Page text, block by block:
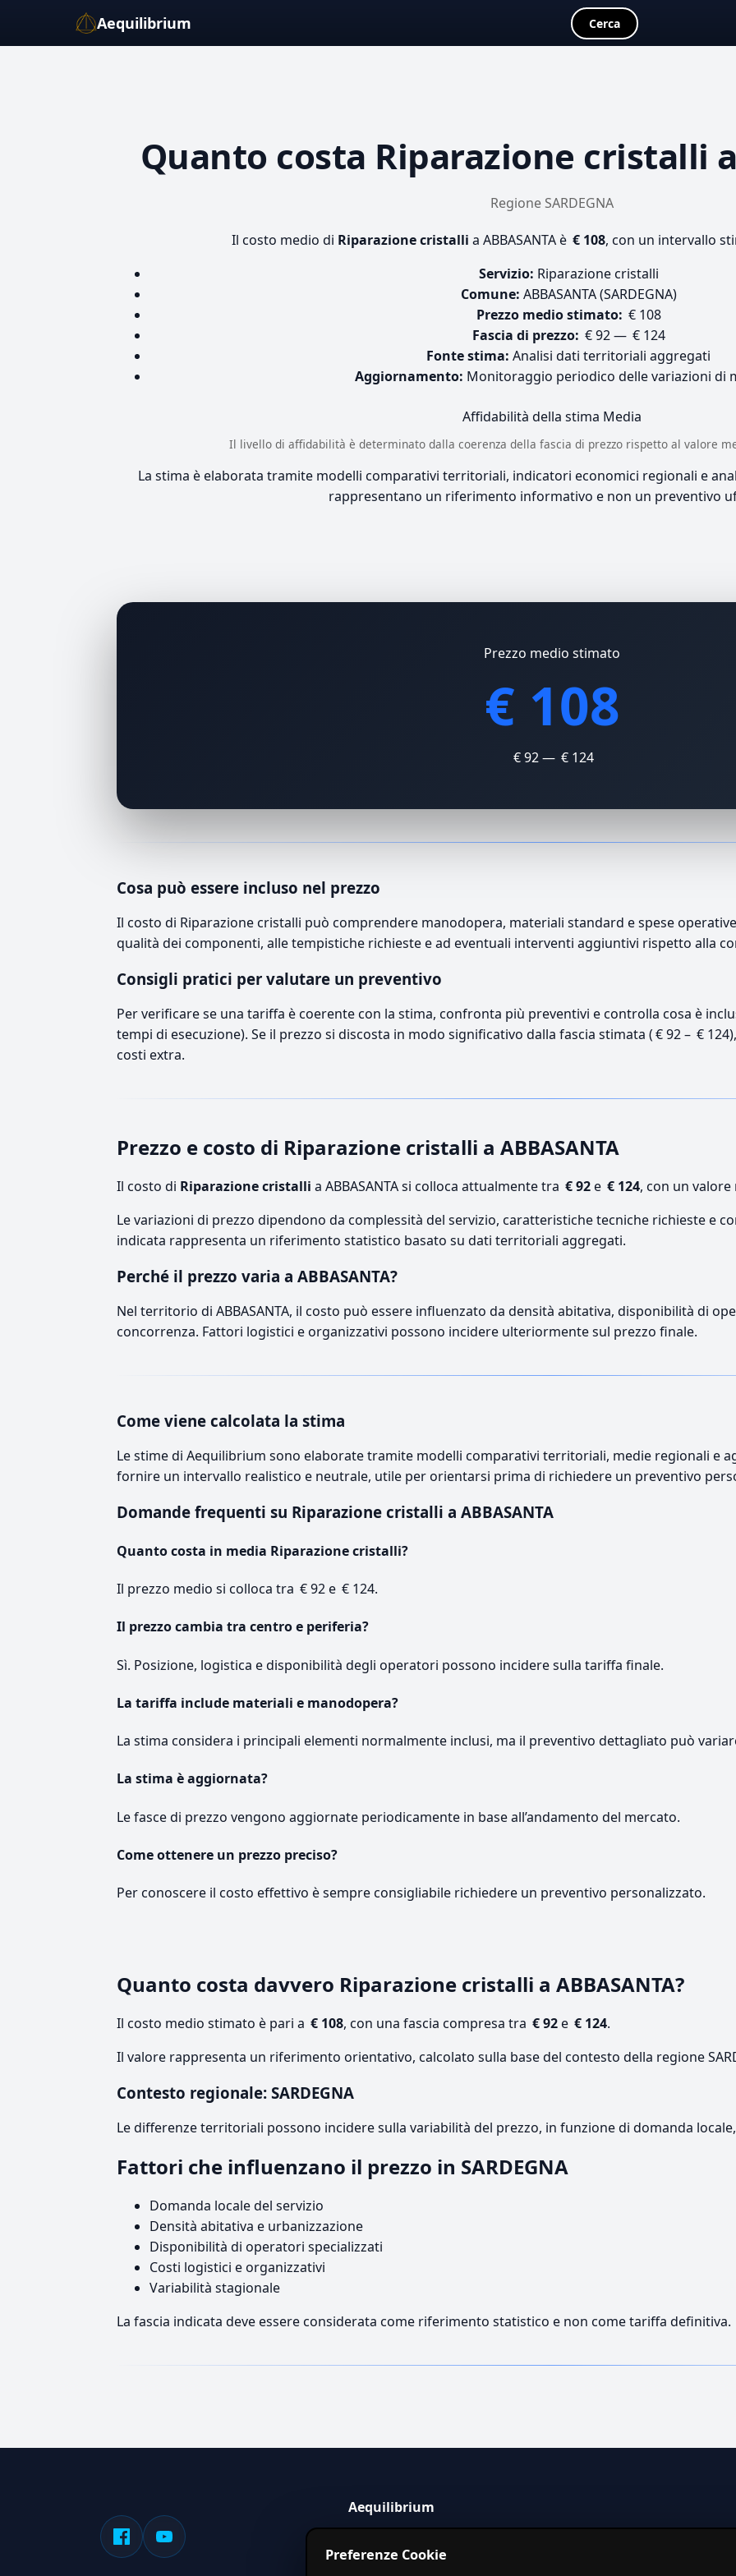
Aequilibrium Cerca
Quanto costa Riparazione cristalli
Regione SARDEGNA
Il costo medio di Riparazione cristalli a ABBASANTA è € 108, con un intervallo
Servizio: Riparazione cristalli
Comune: ABBASANTA (SARDEGNA)
Prezzo medio stimato: € 108
Fascia di prezzo: € 92 — € 124
Fonte stima: Analisi dati territoriali aggregati
Aggiornamento: Monitoraggio periodico delle variazioni di
Affidabilità della stima Media
Il livello di affidabilità è determinato dalla coerenza della fascia di prezzo rispetto al valore
La stima è elaborata tramite modelli comparativi territoriali, indicatori economici regionali e
rappresentano un riferimento informativo e non un preventivo
Prezzo medio stimato
€ 108
€ 92 — € 124
Cosa può essere incluso nel prezzo
Il costo di Riparazione cristalli può comprendere manodopera, materiali standard e spese
qualità dei componenti, alle tempistiche richieste e ad eventuali interventi aggiuntivi rispetto alla
Consigli pratici per valutare un preventivo
Per verificare se una tariffa è coerente con la stima, confronta più preventivi e controlla cosa è
tempi di esecuzione). Se il prezzo si discosta in modo significativo dalla fascia stimata ( € 92 – €
costi extra.
Prezzo e costo di Riparazione cristalli a ABBASANTA
Il costo di Riparazione cristalli a ABBASANTA si colloca attualmente tra € 92e € 124, con un
Le variazioni di prezzo dipendono da complessità del servizio, caratteristiche tecniche richieste e
indicata rappresenta un riferimento statistico basato su dati territoriali aggregati.
Perché il prezzo varia a ABBASANTA?
Nel territorio di ABBASANTA, il costo può essere influenzato da densità abitativa, disponibilità di
concorrenza. Fattori logistici e organizzativi possono incidere ulteriormente sul prezzo finale.
Come viene calcolata la stima
Le stime di Aequilibrium sono elaborate tramite modelli comparativi territoriali, medie regionali e
fornire un intervallo realistico e neutrale, utile per orientarsi prima di richiedere un preventivo
Domande frequenti su Riparazione cristalli a ABBASANTA
Quanto costa in media Riparazione cristalli?
Il prezzo medio si colloca tra € 92 e € 124.
Il prezzo cambia tra centro e periferia?
Sì. Posizione, logistica e disponibilità degli operatori possono incidere sulla tariffa finale.
La tariffa include materiali e manodopera?
La stima considera i principali elementi normalmente inclusi, ma il preventivo dettagliato può
La stima è aggiornata?
Le fasce di prezzo vengono aggiornate periodicamente in base all’andamento del mercato.
Come ottenere un prezzo preciso?
Per conoscere il costo effettivo è sempre consigliabile richiedere un preventivo personalizzato.
Quanto costa davvero Riparazione cristalli a ABBASANTA?
Il costo medio stimato è pari a € 108, con una fascia compresa tra € 92e € 124.
Il valore rappresenta un riferimento orientativo, calcolato sulla base del contesto della regione
Contesto regionale: SARDEGNA
Le differenze territoriali possono incidere sulla variabilità del prezzo, in funzione di domanda
Fattori che influenzano il prezzo in SARDEGNA
Domanda locale del servizio
Densità abitativa e urbanizzazione
Disponibilità di operatori specializzati
Costi logistici e organizzativi
Variabilità stagionale
La fascia indicata deve essere considerata come riferimento statistico e non come tariffa definitiva.
Aequilibrium
servizi in Italia.
Preferenze Cookie